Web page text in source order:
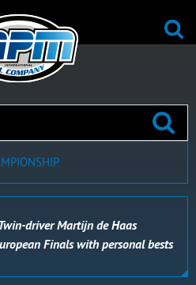
driver Martijn de Haas
Finals with personal bests